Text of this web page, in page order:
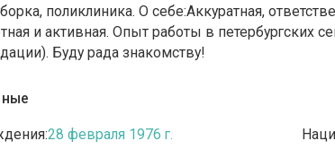
поликлиника. О себе:Аккуратная,
и активная. Опыт работы в петербургских
Буду рада знакомству!
28 февраля 1976 г.